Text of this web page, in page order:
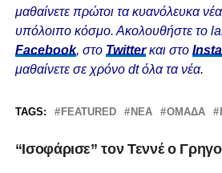
μαθαίνετε πρώτοι τα κυανόλευκα
υπόλοιπο κόσμο. Ακολουθήστε το
Facebook, στο Twitterκαι στο
μαθαίνετε σε χρόνο dt όλα τα νέα.
TAGS: FEATURED ΝΈΑ ΟΜΆΔΑ
“Ισοφάρισε” τον Τεννέ ο